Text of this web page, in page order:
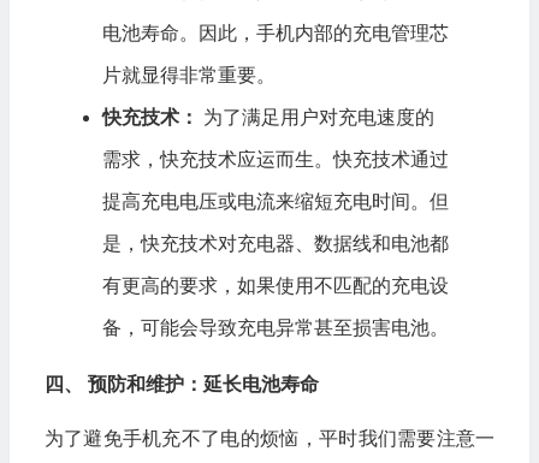
电池寿命。因此，手机内部的充电管理芯
片就显得非常重要。
快充技术： 为了满足用户对充电速度的
需求，快充技术应运而生。快充技术通过
提高充电电压或电流来缩短充电时间。但
是，快充技术对充电器、数据线和电池都
有更高的要求，如果使用不匹配的充电设
备，可能会导致充电异常甚至损害电池。
四、 预防和维护：延长电池寿命
为了避免手机充不了电的烦恼，平时我们需要注意一